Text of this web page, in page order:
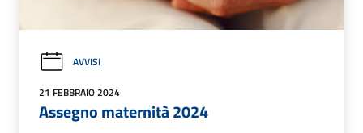
AVVISI
21 FEBBRAIO 2024
Assegno maternità 2024